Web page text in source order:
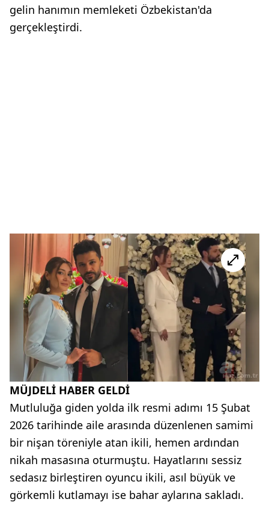
gelin hanımın memleketi Özbekistan'da
gerçekleştirdi.
MÜJDELİ HABER GELDİ
Mutluluğa giden yolda ilk resmi adımı 15 Şubat
2026 tarihinde aile arasında düzenlenen samimi
bir nişan töreniyle atan ikili, hemen ardından
nikah masasına oturmuştu. Hayatlarını sessiz
sedasız birleştiren oyuncu ikili, asıl büyük ve
görkemli kutlamayı ise bahar aylarına sakladı.